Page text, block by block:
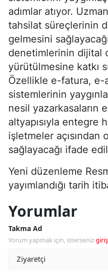
adımlar atıyor.
tahsilat süreçlerinin
gelmesini
denetimlerinin dijital
yürütülmesine katkı
Özellikle e-fatura, e-
sistemlerinin
nesil yazarkasaların
altyapısıyla entegre
işletmeler açısından
sağlayacağı ifade
Yeni düzenleme
yayımlandığı tarih
Yorumlar
Takma Ad
Yorum yapmak için, isterseniz